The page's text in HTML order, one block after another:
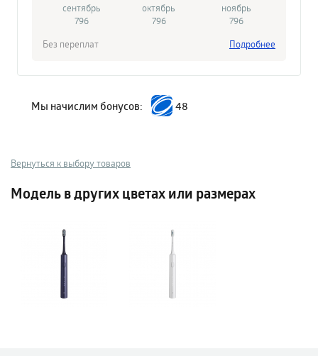
сентябрь
796
октябрь
796
ноябрь
796
Без переплат
Подробнее
Мы начислим бонусов: 48
Вернуться к выбору товаров
Модель в других цветах или размерах